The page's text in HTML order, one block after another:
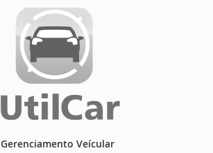
Gerenciamento Veícular